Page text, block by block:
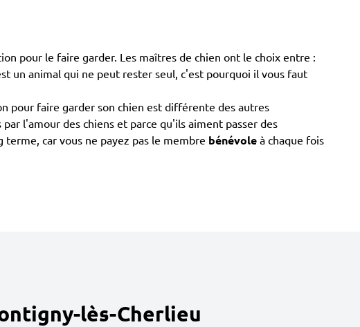
pour le faire garder. Les maîtres de chien ont le choix entre :
un animal qui ne peut rester seul, c'est pourquoi il vous faut
pour faire garder son chien est différente des autres
l'amour des chiens et parce qu'ils aiment passer des
car vous ne payez pas le membre bénévole à chaque fois
lès-Cherlieu